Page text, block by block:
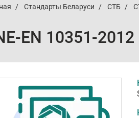
Стандарты Беларуси СТБ
EN 10351-2012